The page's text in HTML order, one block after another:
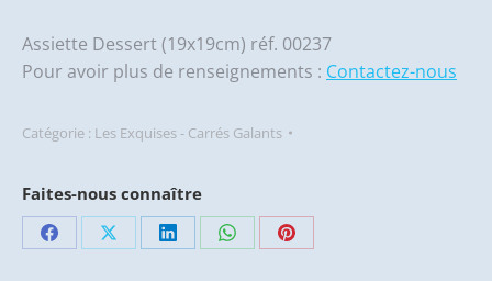
Assiette Dessert (19x19cm) réf. 00237
Pour avoir plus de renseignements : Contactez-nous
Catégorie : Les Exquises - Carrés Galants
Faites-nous connaître
PartagerPartagerPartagerPartagerPartager